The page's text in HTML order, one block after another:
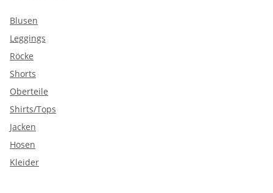
Blusen
Leggings
Röcke
Shorts
Oberteile
Shirts/Tops
Jacken
Hosen
Kleider